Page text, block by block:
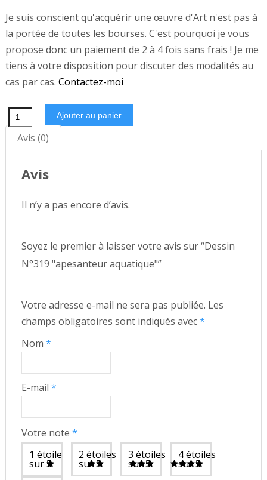
Je suis conscient qu'acquérir une œuvre d'Art n'est pas à
la portée de toutes les bourses. C'est pourquoi je vous
propose donc un paiement de 2 à 4 fois sans frais ! Je me
tiens à votre disposition pour discuter des modalités au
cas par cas. Contactez-moi
quantité
Dessin
N°319
aquatique"
Ajouter au panier
Avis (0)
Avis
Il n’y a pas encore d’avis.
Soyez le premier à laisser votre avis sur “Dessin
N°319 "apesanteur aquatique"”
Votre adresse e-mail ne sera pas publiée. Les
champs obligatoires sont indiqués avec*
Nom *
E-mail *
Votre note *
1 étoile
sur 5
2 étoiles
sur 5
3 étoiles
sur 5
4 étoiles
sur 5